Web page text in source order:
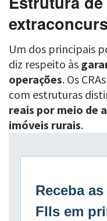
Um dos principais
diz respeito às
operações. Os
com estruturas
reais por meio de
imóveis rurais.